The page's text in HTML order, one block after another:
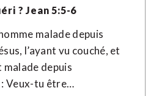
? Jean 5:5-6
malade depuis
l’ayant vu couché, et
malade depuis
Veux-tu être…